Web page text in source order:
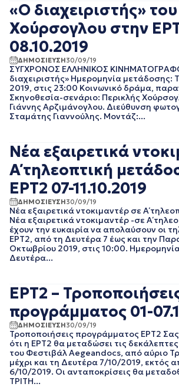
ΑΠΡΙΛΙΟΣ 2017
ΜΑΡΤΙΟΣ 2017
ΦΕΒΡΟΥΑΡΙΟΣ 2017
ΝΟΕΜΒΡΙΟΣ 2016
ΟΚΤΩΒΡΙΟΣ 2016
ΣΕΠΤΕΜΒΡΙΟΣ 2016
ΑΥΓΟΥΣΤΟΣ 2016
ΙΟΥΛΙΟΣ 2016
ΟΚΤΩΒΡΙΟΣ 2015
«Ο διαχειριστής»
Χούρσογλου στην
08.10.2019
ΔΗΜΟΣΙΕΥΣΗ30/09/19
ΣΥΓΧΡΟΝΟΣ ΕΛΛΗΝΙΚΟΣ
διαχειριστής» Ημερομηνία μετάδοσης:
2019, στις 23:00 Κοινωνικό δράμα,
Σκηνοθεσία-σενάριο: Περικλής
Γιάννης Αρζιμάνογλου. Διεύθυνση
Σταμάτης Γιαννούλης. Μοντάζ:...
Νέα εξαιρετικά
Α΄ τηλεοπτική
ΕΡΤ2 07-11.10.2019
ΔΗΜΟΣΙΕΥΣΗ30/09/19
Νέα εξαιρετικά ντοκιμαντέρ σε Α΄
Νέα εξαιρετικά ντοκιμαντέρ -σε Α΄
έχουν την ευκαιρία να απολαύσουν οι
ΕΡΤ2, από τη Δευτέρα 7 έως και την
Οκτωβρίου 2019, στις 10:00.
Δευτέρα...
ΕΡΤ2 –
προγράμματος 01-
ΔΗΜΟΣΙΕΥΣΗ30/09/19
Τροποποιήσεις προγράμματος ΕΡΤ2
ότι η ΕΡΤ2 θα μεταδώσει τις
του Φεστιβάλ Aegeandocs, από αύριο
μέχρι και τη Δευτέρα 7/10/2019, εκτός
6/10/2019. Οι ανταποκρίσεις θα
ΤΡΙΤΗ...